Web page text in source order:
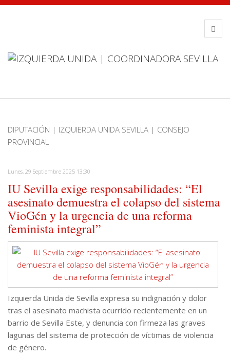
DIPUTACIÓN | IZQUIERDA UNIDA SEVILLA | CONSEJO
PROVINCIAL
Lunes, 29 Septiembre 2025 13:30
IU Sevilla exige responsabilidades: “El
asesinato demuestra el colapso del sistema
VioGén y la urgencia de una reforma
feminista integral”
Izquierda Unida de Sevilla expresa su indignación y dolor
tras el asesinato machista ocurrido recientemente en un
barrio de Sevilla Este, y denuncia con firmeza las graves
lagunas del sistema de protección de víctimas de violencia
de género.